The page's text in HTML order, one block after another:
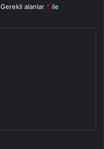
Gerekli alanlar * ile